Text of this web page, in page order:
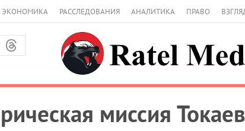
ЭКОНОМИКА РАССЛЕДОВАНИЯ АНАЛИТИКА ПРАВО
миссия